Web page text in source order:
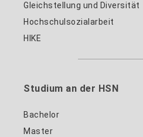
Gleichstellung und Diversität
Hochschulsozialarbeit
HIKE
Studium an der HSN
Bachelor
Master